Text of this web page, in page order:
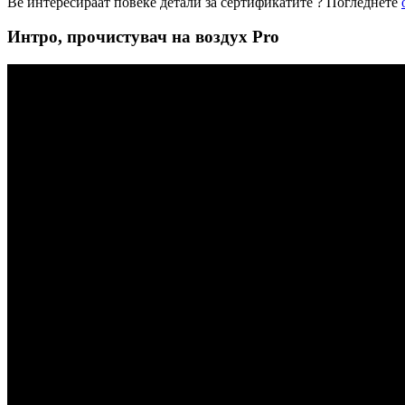
Интро, прочистувач на воздух Pro